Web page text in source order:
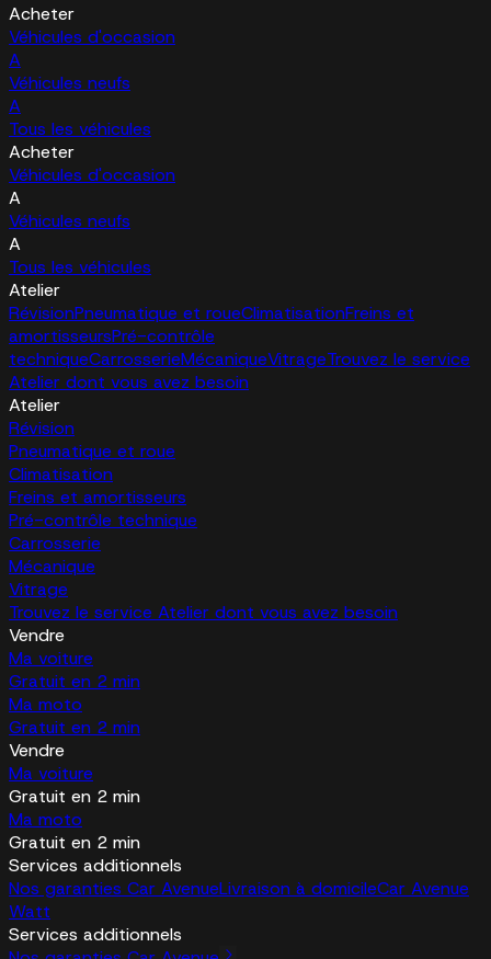
Acheter
Véhicules d'occasion
A
Véhicules neufs
A
Tous les véhicules
Acheter
Véhicules d'occasion
A
Véhicules neufs
A
Tous les véhicules
Atelier
RévisionPneumatique et roueClimatisationFreins et
amortisseursPré-contrôle
techniqueCarrosserieMécaniqueVitrageTrouvez le service
Atelier dont vous avez besoin
Atelier
Révision
Pneumatique et roue
Climatisation
Freins et amortisseurs
Pré-contrôle technique
Carrosserie
Mécanique
Vitrage
Trouvez le service Atelier dont vous avez besoin
Vendre
Ma voiture
Gratuit en 2 min
Ma moto
Gratuit en 2 min
Vendre
Ma voiture
Gratuit en 2 min
Ma moto
Gratuit en 2 min
Services additionnels
Nos garanties Car AvenueLivraison à domicileCar Avenue
Watt
Services additionnels